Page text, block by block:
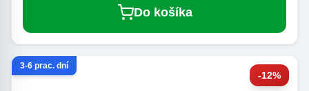
Do košíka
-12%
3-6 prac. dní